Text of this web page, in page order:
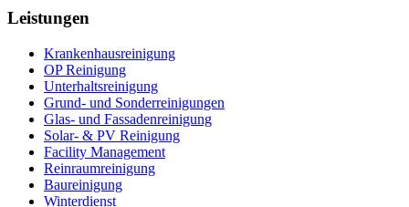
Leistungen
Krankenhaus­reinigung
OP Reinigung
Unterhalts­reinigung
Grund- und Sonderreinigungen
Glas- und Fassadenreinigung
Solar- & PV Reinigung
Facility Management
Reinraumreinigung
Baureinigung
Winterdienst